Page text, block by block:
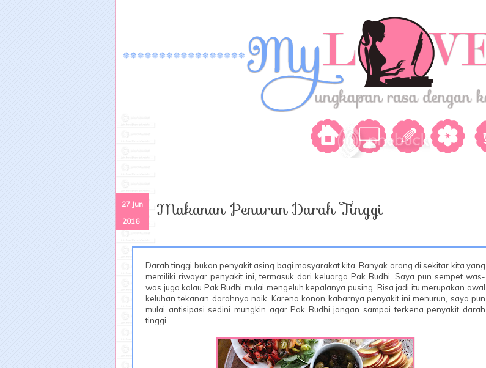
27 Jun
2016
Makanan Penurun Darah Tinggi
Darah tinggi bukan penyakit asing bagi masyarakat kita. Banyak orang di sekitar kita yang
memiliki riwayar penyakit ini, termasuk dari keluarga Pak Budhi. Saya pun sempet was-
was juga kalau Pak Budhi mulai mengeluh kepalanya pusing. Bisa jadi itu merupakan awal
keluhan tekanan darahnya naik. Karena konon kabarnya penyakit ini menurun, saya pun
mulai antisipasi sedini mungkin agar Pak Budhi jangan sampai terkena penyakit darah
tinggi.